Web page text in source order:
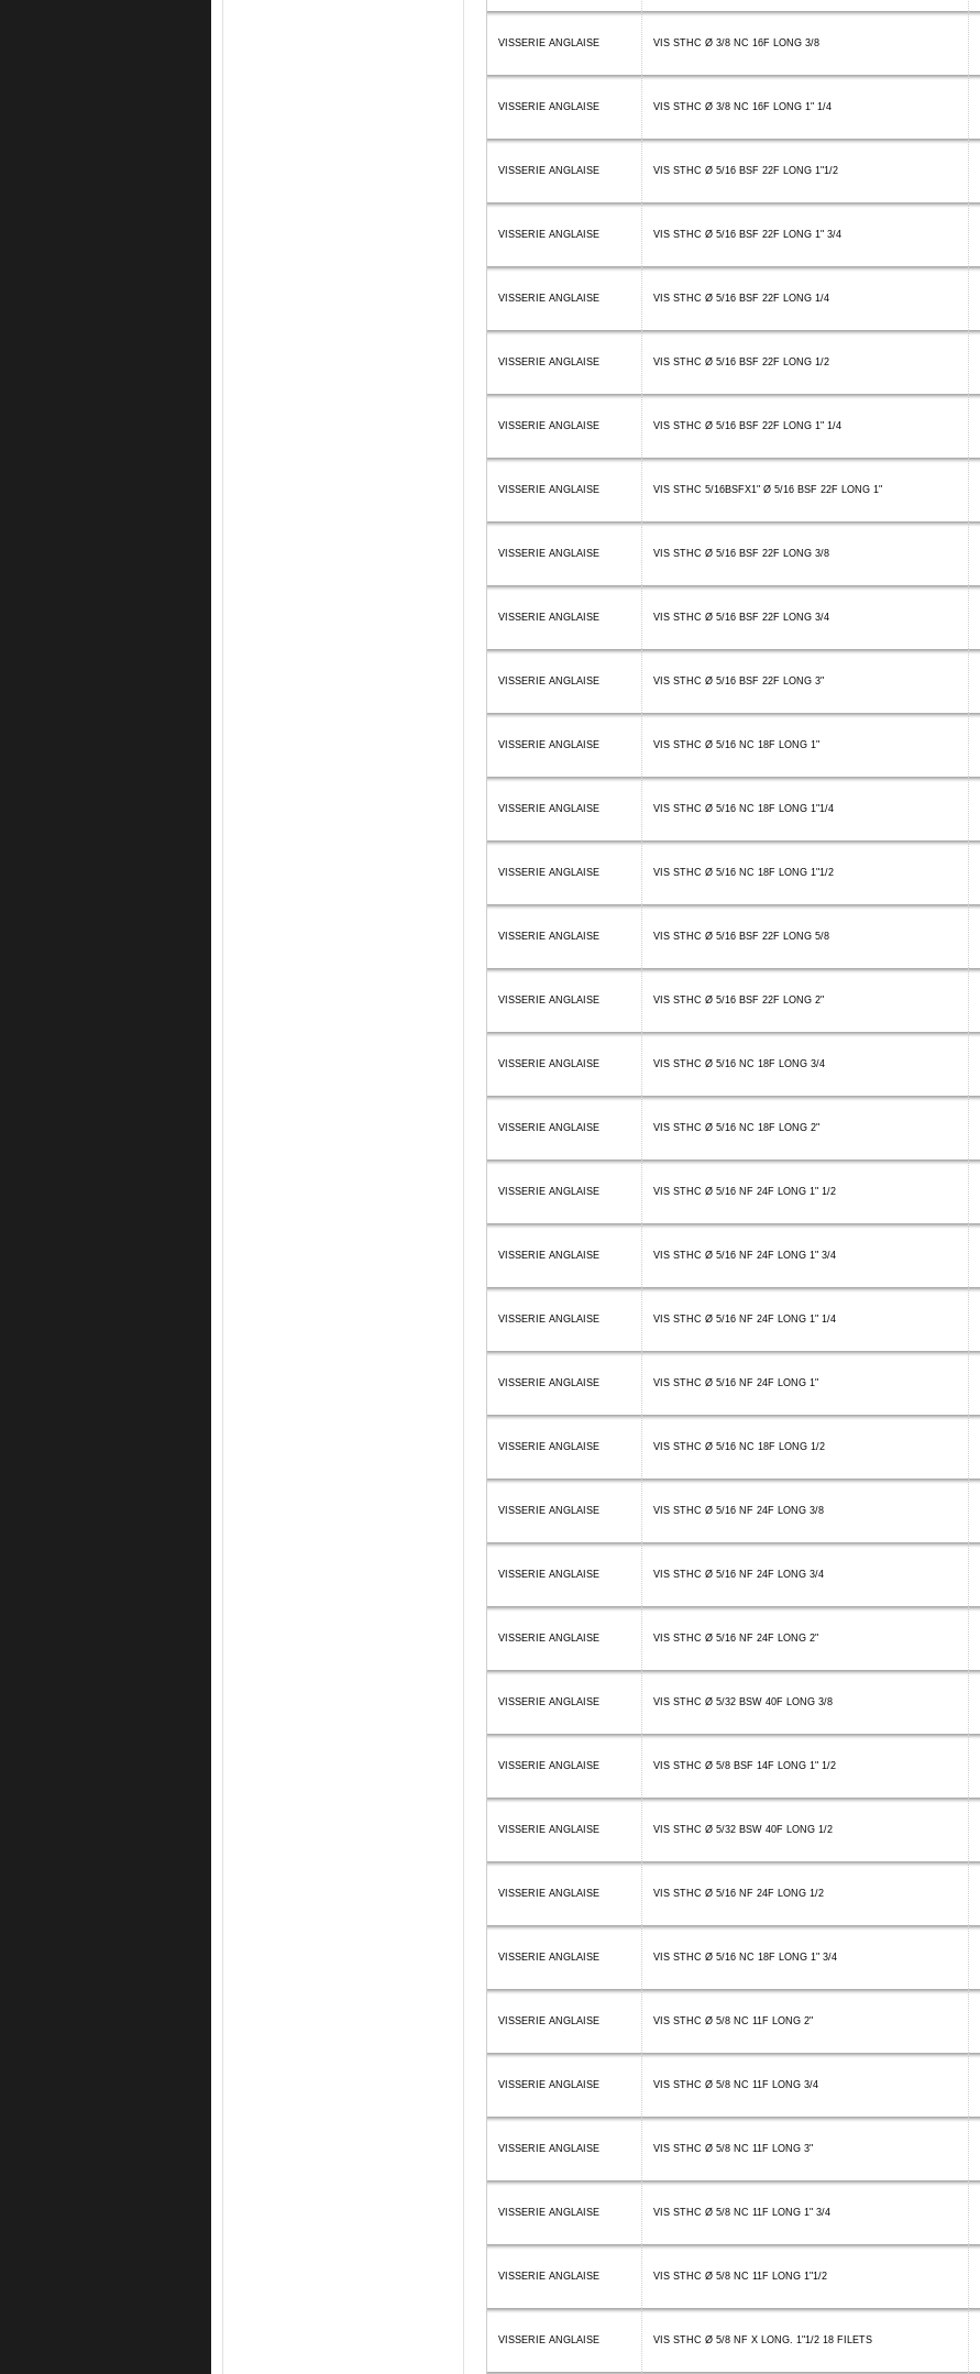
VISSERIE ANGLAISE VIS STHC Ø 3/8 NC 16F LONG 3/8
VISSERIE ANGLAISE VIS STHC Ø 3/8 NC 16F LONG 1" 1/4
VISSERIE ANGLAISE VIS STHC Ø 5/16 BSF 22F LONG 1"1/2
VISSERIE ANGLAISE VIS STHC Ø 5/16 BSF 22F LONG 1" 3/4
VISSERIE ANGLAISE VIS STHC Ø 5/16 BSF 22F LONG 1/4
VISSERIE ANGLAISE VIS STHC Ø 5/16 BSF 22F LONG 1/2
VISSERIE ANGLAISE VIS STHC Ø 5/16 BSF 22F LONG 1" 1/4
VISSERIE ANGLAISE VIS STHC 5/16BSFX1" Ø 5/16 BSF 22F LONG 1"
VISSERIE ANGLAISE VIS STHC Ø 5/16 BSF 22F LONG 3/8
VISSERIE ANGLAISE VIS STHC Ø 5/16 BSF 22F LONG 3/4
VISSERIE ANGLAISE VIS STHC Ø 5/16 BSF 22F LONG 3"
VISSERIE ANGLAISE VIS STHC Ø 5/16 NC 18F LONG 1"
VISSERIE ANGLAISE VIS STHC Ø 5/16 NC 18F LONG 1"1/4
VISSERIE ANGLAISE VIS STHC Ø 5/16 NC 18F LONG 1"1/2
VISSERIE ANGLAISE VIS STHC Ø 5/16 BSF 22F LONG 5/8
VISSERIE ANGLAISE VIS STHC Ø 5/16 BSF 22F LONG 2"
VISSERIE ANGLAISE VIS STHC Ø 5/16 NC 18F LONG 3/4
VISSERIE ANGLAISE VIS STHC Ø 5/16 NC 18F LONG 2"
VISSERIE ANGLAISE VIS STHC Ø 5/16 NF 24F LONG 1" 1/2
VISSERIE ANGLAISE VIS STHC Ø 5/16 NF 24F LONG 1" 3/4
VISSERIE ANGLAISE VIS STHC Ø 5/16 NF 24F LONG 1" 1/4
VISSERIE ANGLAISE VIS STHC Ø 5/16 NF 24F LONG 1"
VISSERIE ANGLAISE VIS STHC Ø 5/16 NC 18F LONG 1/2
VISSERIE ANGLAISE VIS STHC Ø 5/16 NF 24F LONG 3/8
VISSERIE ANGLAISE VIS STHC Ø 5/16 NF 24F LONG 3/4
VISSERIE ANGLAISE VIS STHC Ø 5/16 NF 24F LONG 2"
VISSERIE ANGLAISE VIS STHC Ø 5/32 BSW 40F LONG 3/8
VISSERIE ANGLAISE VIS STHC Ø 5/8 BSF 14F LONG 1" 1/2
VISSERIE ANGLAISE VIS STHC Ø 5/32 BSW 40F LONG 1/2
VISSERIE ANGLAISE VIS STHC Ø 5/16 NF 24F LONG 1/2
VISSERIE ANGLAISE VIS STHC Ø 5/16 NC 18F LONG 1" 3/4
VISSERIE ANGLAISE VIS STHC Ø 5/8 NC 11F LONG 2"
VISSERIE ANGLAISE VIS STHC Ø 5/8 NC 11F LONG 3/4
VISSERIE ANGLAISE VIS STHC Ø 5/8 NC 11F LONG 3"
VISSERIE ANGLAISE VIS STHC Ø 5/8 NC 11F LONG 1" 3/4
VISSERIE ANGLAISE VIS STHC Ø 5/8 NC 11F LONG 1"1/2
VISSERIE ANGLAISE VIS STHC Ø 5/8 NF X LONG. 1"1/2 18 FILETS